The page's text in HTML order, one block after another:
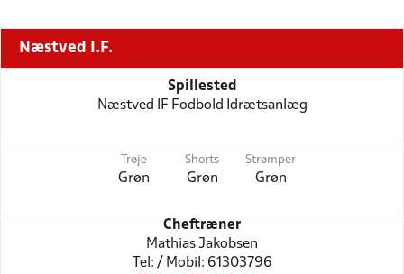
Næstved I.F.
Spillested
Næstved IF Fodbold Idrætsanlæg
Trøje
Grøn
Shorts
Grøn
Strømper
Grøn
Cheftræner
Mathias Jakobsen
Tel: / Mobil: 61303796